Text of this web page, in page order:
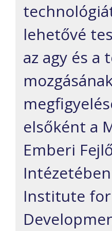
lehetővé
az agy és a
elsőként a
Emberi
Institute